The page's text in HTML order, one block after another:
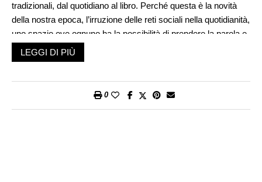
tradizionali, dal quotidiano al libro. Perché questa è la novità
della nostra epoca, l’irruzione delle reti sociali nella quotidianità,
uno spazio ove ognuno ha la possibilità di prendere la parola e
quindi di esprimersi (su tutto e spesso contro tutti). Siamo al
massimo della democraticità, se vogliamo, ma anche al
(Facebook, Instagram, Twitter eccetera) ha consentito una
LEGGI DI PIÙ
0